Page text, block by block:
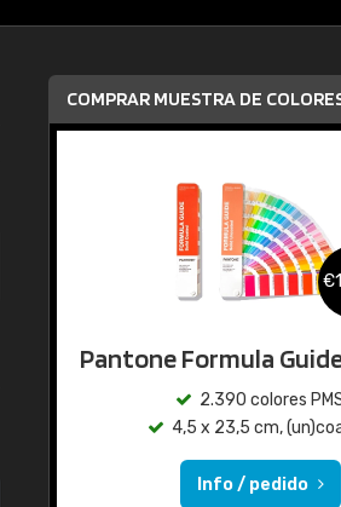
COMPRAR MUESTRA DE
Pantone Formula Guide
2.390 colores
4,5 x 23,5 cm,
Info / pedido